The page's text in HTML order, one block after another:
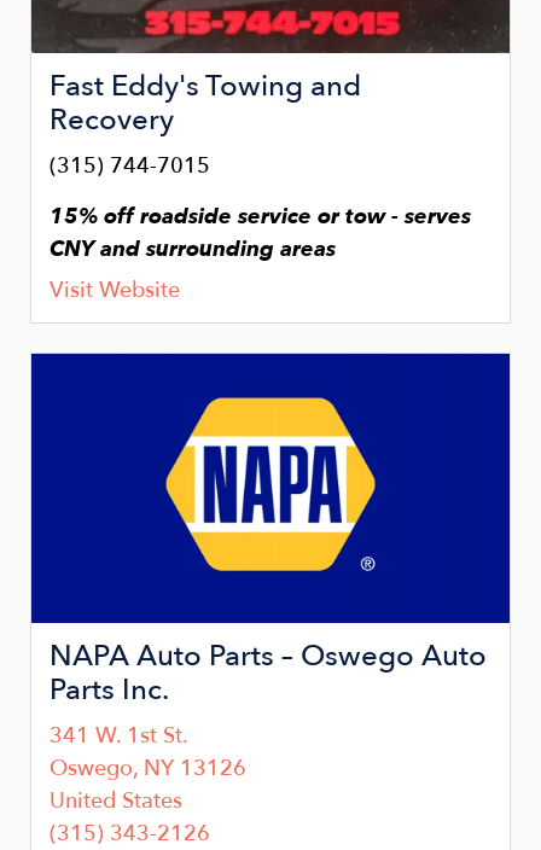
Fast Eddy's Towing and
Recovery
(315) 744-7015
15% off roadside service or tow - serves
CNY and surrounding areas
Visit Website
NAPA Auto Parts – Oswego Auto
Parts Inc.
341 W. 1st St.
Oswego, NY 13126
United States
(315) 343-2126